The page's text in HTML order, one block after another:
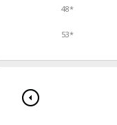
48*
53*